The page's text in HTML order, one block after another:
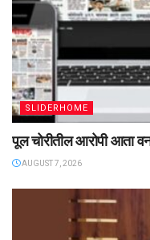
SLIDERHOME
पूल चोरीतील आरोपी आता
AUGUST 7, 2026